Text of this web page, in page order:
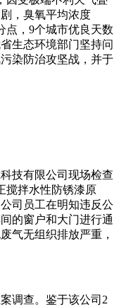
，臭氧平均浓度
点，9个城市优良天数
生态环境部门坚持问
染防治攻坚战，并于
技有限公司现场检查
搅拌水性防锈漆原
司员工在明知违反公
的窗户和大门进行通
气无组织排放严重，
调查。鉴于该公司2